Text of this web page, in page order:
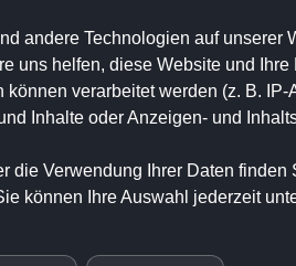
Lichtschächte zu Keller-, Nutz-
riecht und Jahr für Jahr
andere Technologien auf unserer
uns helfen, diese Website und Ihre
verarbeitet werden (z. B. IP-
Inhalte oder Anzeigen- und
die Verwendung Ihrer Daten finden
können Ihre Auswahl jederzeit